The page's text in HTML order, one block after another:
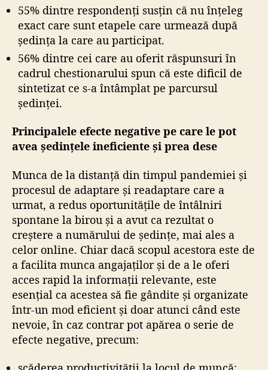
55% dintre respondenți susțin că nu înțeleg
exact care sunt etapele care urmează după
ședința la care au participat.
56% dintre cei care au oferit răspunsuri în
cadrul chestionarului spun că este dificil de
sintetizat ce s-a întâmplat pe parcursul
ședinței.
Principalele efecte negative pe care le pot
avea ședințele ineficiente și prea dese
Munca de la distanță din timpul pandemiei și
procesul de adaptare și readaptare care a
urmat, a redus oportunitățile de întâlniri
spontane la birou și a avut ca rezultat o
creștere a numărului de ședințe, mai ales a
celor online. Chiar dacă scopul acestora este de
a facilita munca angajaților și de a le oferi
acces rapid la informații relevante, este
esențial ca acestea să fie gândite și organizate
într-un mod eficient și doar atunci când este
nevoie, în caz contrar pot apărea o serie de
efecte negative, precum: